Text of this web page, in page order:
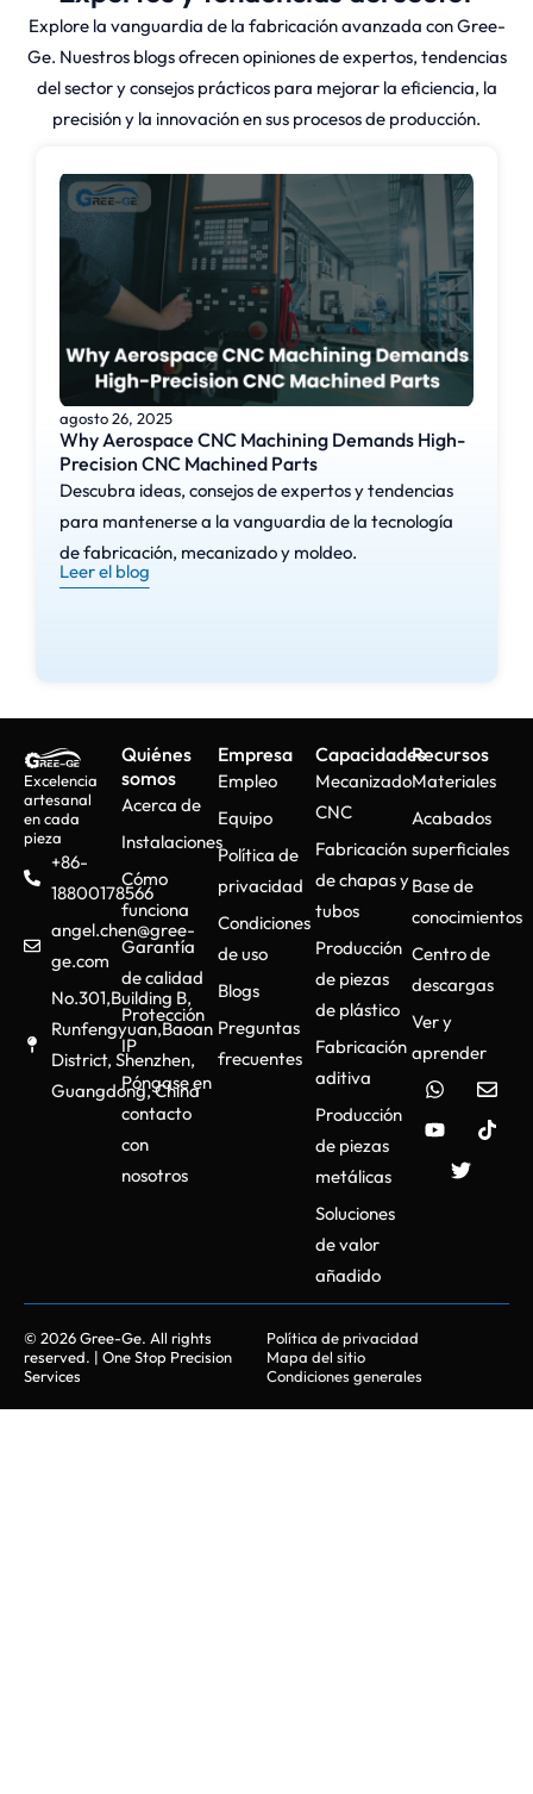
Explore la vanguardia de la fabricación avanzada con Gree-
Ge. Nuestros blogs ofrecen opiniones de expertos, tendencias
del sector y consejos prácticos para mejorar la eficiencia, la
precisión y la innovación en sus procesos de producción.
agosto 26, 2025
Why Aerospace CNC Machining Demands High-
Precision CNC Machined Parts
Descubra ideas, consejos de expertos y tendencias
para mantenerse a la vanguardia de la tecnología
de fabricación, mecanizado y moldeo.
Leer el blog
Excelencia
artesanal
en cada
pieza
+86-
18800178566
angel.chen@gree-
ge.com
No.301,Building B,
Runfengyuan,Baoan
District, Shenzhen,
Guangdong, China
Quiénes
somos
Acerca de
Instalaciones
Cómo
funciona
Garantía
de calidad
Protección
IP
Póngase en
contacto
con
nosotros
Empresa
Empleo
Equipo
Política de
privacidad
Condiciones
de uso
Blogs
Preguntas
frecuentes
Capacidades
Mecanizado
CNC
Fabricación
de chapas y
tubos
Producción
de piezas
de plástico
Fabricación
aditiva
Producción
de piezas
metálicas
Soluciones
de valor
añadido
Recursos
Materiales
Acabados
superficiales
Base de
conocimientos
Centro de
descargas
Ver y
aprender
© 2026 Gree-Ge. All rights
reserved. | One Stop Precision
Services
Política de privacidad
Mapa del sitio
Condiciones generales